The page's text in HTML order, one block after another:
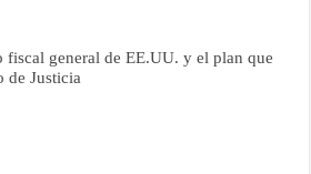
fiscal general de EE.UU. y el plan que
de Justicia